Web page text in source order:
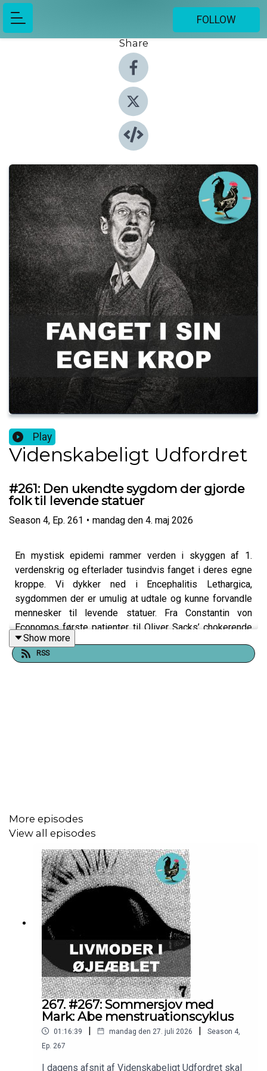
FOLLOW
Share
Play
Videnskabeligt Udfordret
#261: Den ukendte sygdom der gjorde
folk til levende statuer
Season 4, Ep. 261 • mandag den 4. maj 2026
En mystisk epidemi rammer verden i skyggen af 1.
verdenskrig og efterlader tusindvis fanget i deres egne
kroppe. Vi dykker ned i Encephalitis Lethargica,
sygdommen der er umulig at udtale og kunne forvandle
mennesker til levende statuer. Fra Constantin von
Economos første patienter til Oliver Sacks’ chokerende
genopvækkelser årtier senere, udfolder historien sig
som noget fra en gyser. Men det mest uhyggelige
Du kan også tjekke vores webshop: bit.ly/vushop. Der er
hønsetrøje!
Send os vanvittig videnskab eller stil et spørgsmål på
vores hjemmeside:
https://videnskabeligtudfordret.dk/lytterindsendelser
Søg i vores arkiv af gamle afsnit:
soeg.videnskabeligtudfordret.dk
Show more
RSS
More episodes
View all episodes
267. #267: Sommersjov med
Mark: Abe menstruationscyklus
01:16:39 | mandag den 27. juli 2026 | Season 4,
Ep. 267
I dagens afsnit af Videnskabeligt Udfordret skal